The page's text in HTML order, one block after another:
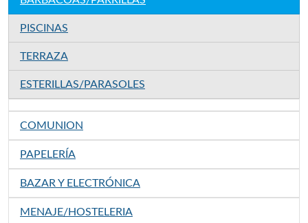
PISCINAS
TERRAZA
ESTERILLAS/PARASOLES
COMUNION
PAPELERÍA
BAZAR Y ELECTRÓNICA
MENAJE/HOSTELERIA